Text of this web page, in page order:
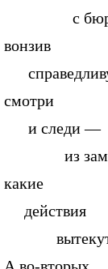
с
вонзив
смотри
и следи —
из
какие
действия